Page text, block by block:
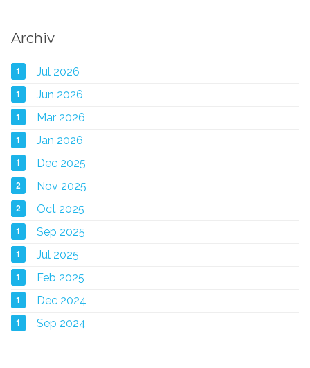
Archiv
1 Jul 2026
1 Jun 2026
1 Mar 2026
1 Jan 2026
1 Dec 2025
2 Nov 2025
2 Oct 2025
1 Sep 2025
1 Jul 2025
1 Feb 2025
1 Dec 2024
1 Sep 2024